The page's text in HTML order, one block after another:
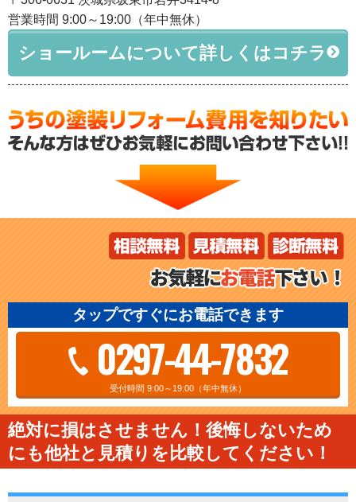
営業時間 9:00～19:00（年中無休）
ショールームについて詳しくはコチラ
タップですぐにお電話できます
0297-44-7832
受付時間 9:00～19:00（年中無休）
絶対に損はさせません！後悔しないため
にも他社と見積りを比較してください！